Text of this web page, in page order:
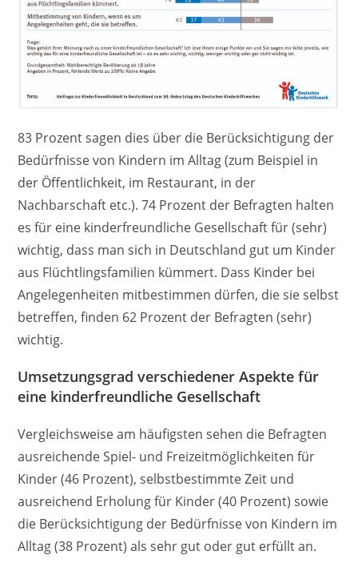
83 Prozent sagen dies über die Berücksichtigung der
Bedürfnisse von Kindern im Alltag (zum Beispiel in
der Öffentlichkeit, im Restaurant, in der
Nachbarschaft etc.). 74 Prozent der Befragten halten
es für eine kinderfreundliche Gesellschaft für (sehr)
wichtig, dass man sich in Deutschland gut um Kinder
aus Flüchtlingsfamilien kümmert. Dass Kinder bei
Angelegenheiten mitbestimmen dürfen, die sie selbst
betreffen, finden 62 Prozent der Befragten (sehr)
wichtig.
Umsetzungsgrad verschiedener Aspekte für
eine kinderfreundliche Gesellschaft
Vergleichsweise am häufigsten sehen die Befragten
ausreichende Spiel- und Freizeitmöglichkeiten für
Kinder (46 Prozent), selbstbestimmte Zeit und
ausreichend Erholung für Kinder (40 Prozent) sowie
die Berücksichtigung der Bedürfnisse von Kindern im
Alltag (38 Prozent) als sehr gut oder gut erfüllt an.